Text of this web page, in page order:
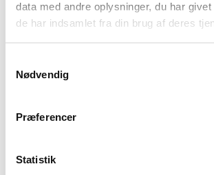
data med andre oplysninger, du har
de har indsamlet fra din brug af deres
Nødvendig
Præferencer
Statistik
Nettoomsætning -
Bruttofortjeneste -8 -
Driftsresultat
(EBIT)